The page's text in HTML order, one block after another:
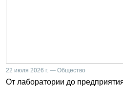
22 июля 2026 г. — Общество
От лаборатории до